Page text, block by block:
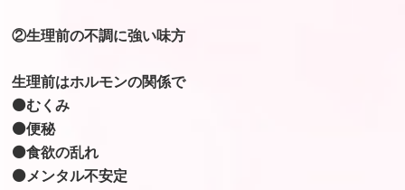
②生理前の不調に強い味方
生理前はホルモンの関係で
⚫むくみ
⚫便秘
⚫食欲の乱れ
⚫メンタル不安定